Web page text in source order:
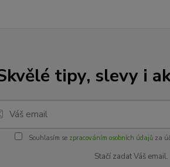
tipy, slevy i
Souhlasím se zpracováním osobních údajůza
Stačí zadat Váš email.